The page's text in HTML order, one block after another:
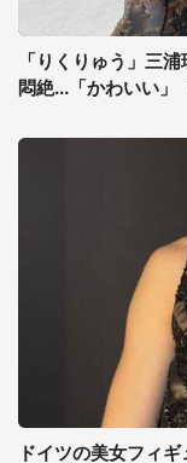
「りくりゅう」三
悶絶...「かわいい」
ドイツの美女フィ